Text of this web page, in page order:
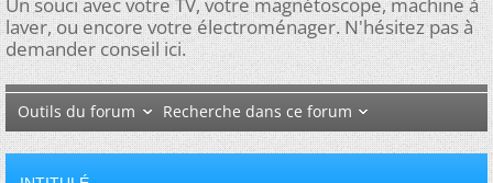
laver, ou encore votre électroménager. N'hésitez pas à
demander conseil ici.
Outils du forum Recherche dans ce forum